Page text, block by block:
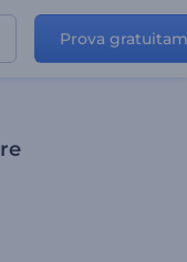
Prova